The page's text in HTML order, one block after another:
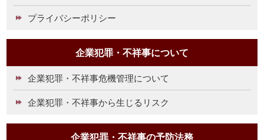
プライバシーポリシー
企業犯罪・不祥事について
企業犯罪・不祥事危機管理について
企業犯罪・不祥事から生じるリスク
企業犯罪・不祥事の予防法務